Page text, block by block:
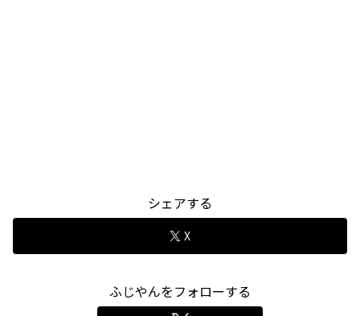
シェアする
X
ふじやんをフォローする